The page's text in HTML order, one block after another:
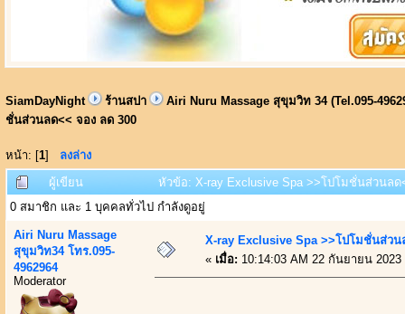
SiamDayNight ร้านสปา
Airi Nuru Massage สุขุมวิท 34 (Tel.095-
ชั่นส่วนลด<< จอง ลด 300
หน้า: [1] ลงล่าง
ผู้เขียน
หัวข้อ: X-ray Exclusive Spa >>โปโมชั่นส่วนล
0 สมาชิก และ 1 บุคคลทั่วไป กำลังดูอยู่
Airi Nuru Massage
สุขุมวิท34 โทร.095-
4962964
Moderator
X-ray Exclusive Spa >>โปโมชั่นส่วน
« เมื่อ: 10:14:03 AM 22 กันยายน 2023